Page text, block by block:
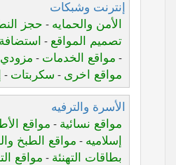
إنترنت وشبكات
الأمن والحمايه - حجز
تصميم المواقع -
- مواقع الخدمات - مزودي
مواقع اخرى - سكربتات -
الأسرة والترفيه
مواقع نسائية - مواقع
إسلاميه - مواقع الطبخ
بطاقات التهنئة - مواقع